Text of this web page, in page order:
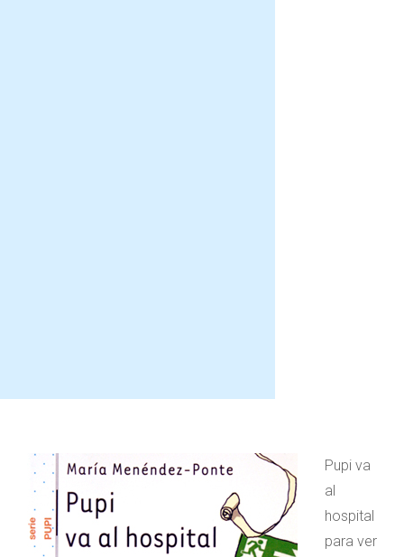
Pupi va
al
hospital
para ver